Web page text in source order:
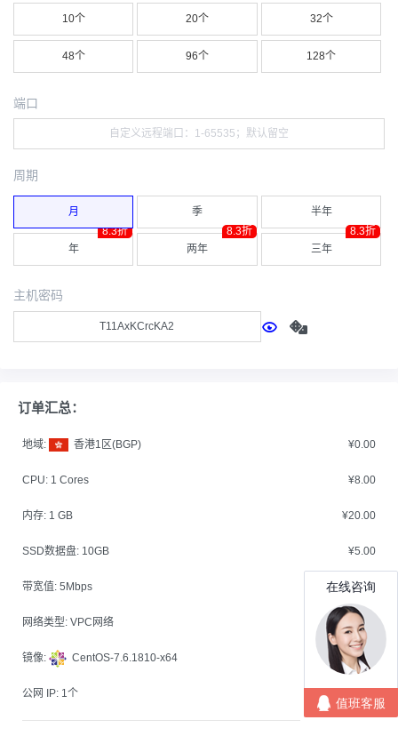
10个 20个 32个
48个 96个 128个
端口
周期
月 季 半年
年
8.3折
两年
8.3折
三年
8.3折
主机密码
订单汇总：
地域: 香港1区(BGP) ¥0.00
CPU: 1 Cores ¥8.00
内存: 1 GB ¥20.00
SSD数据盘: 10GB ¥5.00
带宽值: 5Mbps ¥5.00
网络类型: VPC网络 ¥0.00
镜像: CentOS-7.6.1810-x64 ¥0.00
公网 IP: 1个